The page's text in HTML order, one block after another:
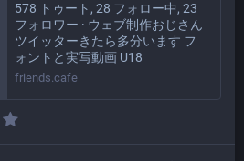
578 トゥート, 28 フォロー中, 23
フォロワー · ウェブ制作おじさん
ツイッターきたら多分います フ
ォントと実写動画 U18
friends.cafe